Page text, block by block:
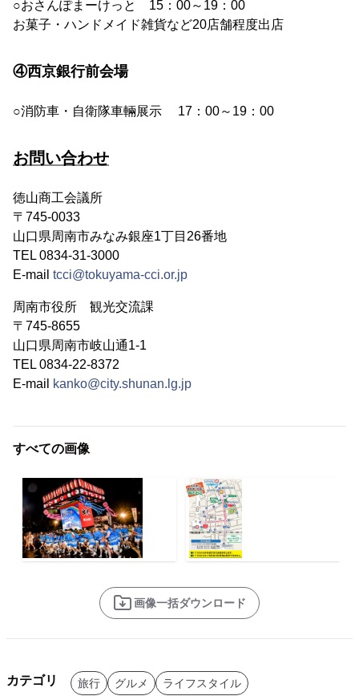
○おさんぽまーけっと 15：00～19：00
お菓子・ハンドメイド雑貨など20店舗程度出店
④西京銀行前会場
○消防車・自衛隊車輛展示 17：00～19：00
お問い合わせ
徳山商工会議所
〒745-0033
山口県周南市みなみ銀座1丁目26番地
TEL 0834-31-3000
E-mail tcci@tokuyama-cci.or.jp
周南市役所 観光交流課
〒745-8655
山口県周南市岐山通1-1
TEL 0834-22-8372
E-mail
kanko@city.shunan.lg.jp
すべての画像
画像一括ダウンロード
カテゴリ 旅行 グルメ ライフスタイル